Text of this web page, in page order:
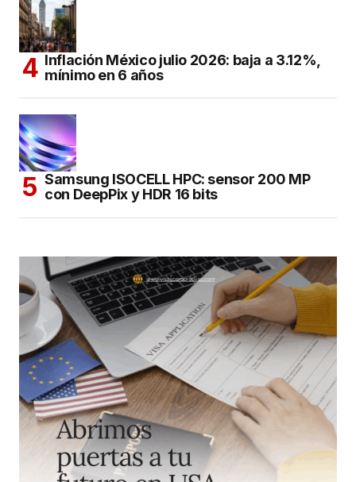
Inflación México julio 2026: baja a 3.12%,
mínimo en 6 años
Samsung ISOCELL HPC: sensor 200 MP
con DeepPix y HDR 16 bits